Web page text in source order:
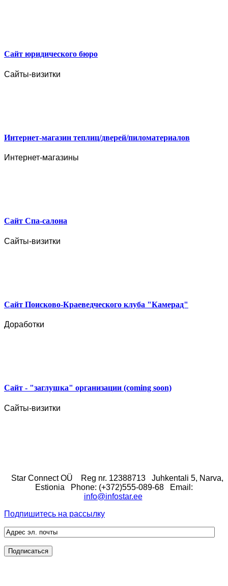
Сайт юридического бюро
Сайты-визитки
Интернет-магазин теплиц/дверей/пиломатериалов
Интернет-магазины
Сайт Спа-салона
Сайты-визитки
Сайт Поисково-Краеведческого клуба "Камерад"
Доработки
Сайт - "заглушка" организации (coming soon)
Сайты-визитки
Star Connect OÜ Reg nr. 12388713
Juhkentali 5, Narva,
Estionia
Phone: (+372)555-089-68
Email:
info@infostar.ee
Подпишитесь на рассылку